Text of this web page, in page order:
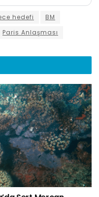
hedefi
BM
Paris Anlaşması